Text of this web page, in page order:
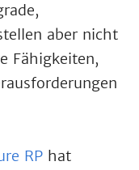
aber nicht
Fähigkeiten,
RP hat